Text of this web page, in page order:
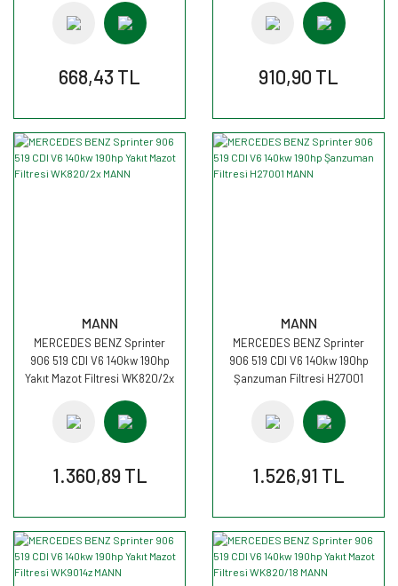
668,43 TL 910,90 TL
MANN
MERCEDES BENZ Sprinter
906 519 CDI V6 140kw 190hp
Yakıt Mazot Filtresi WK820/2x
1.360,89 TL
MANN
MERCEDES BENZ Sprinter
906 519 CDI V6 140kw 190hp
Şanzuman Filtresi H27001
1.526,91 TL